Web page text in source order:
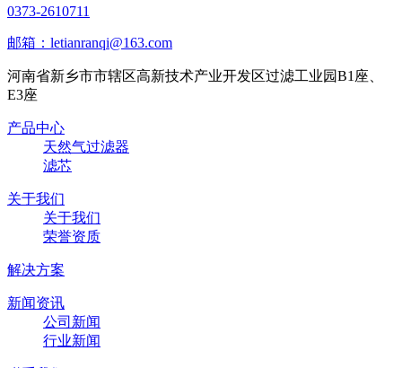
0373-2610711
邮箱：letianranqi@163.com
河南省新乡市市辖区高新技术产业开发区过滤工业园B1座、
E3座
产品中心
天然气过滤器
滤芯
关于我们
关于我们
荣誉资质
解决方案
新闻资讯
公司新闻
行业新闻